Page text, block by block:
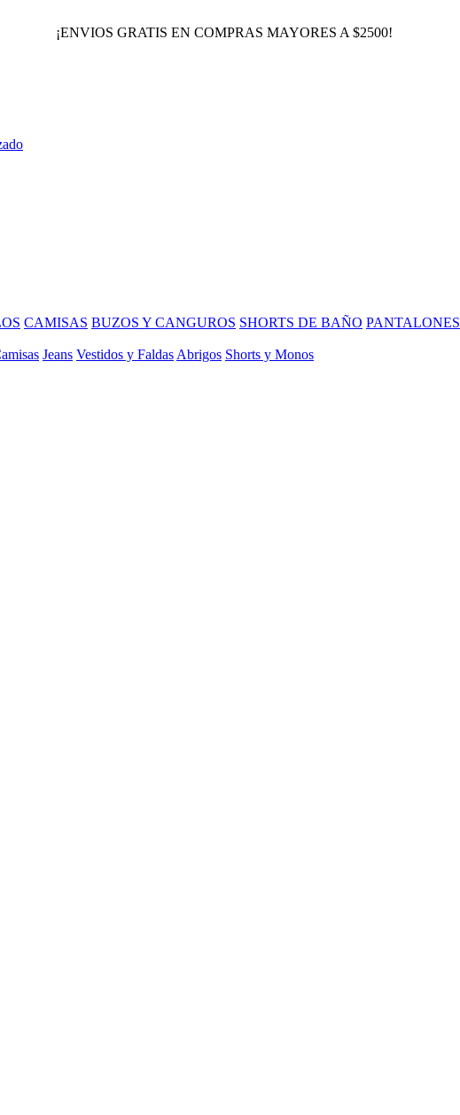
¡ENVIOS GRATIS EN COMPRAS MAYORES A $2500!
CAMISAS BUZOS Y CANGUROS SHORTS DE BAÑO PANTALONES
Jeans Vestidos y Faldas Abrigos Shorts y Monos